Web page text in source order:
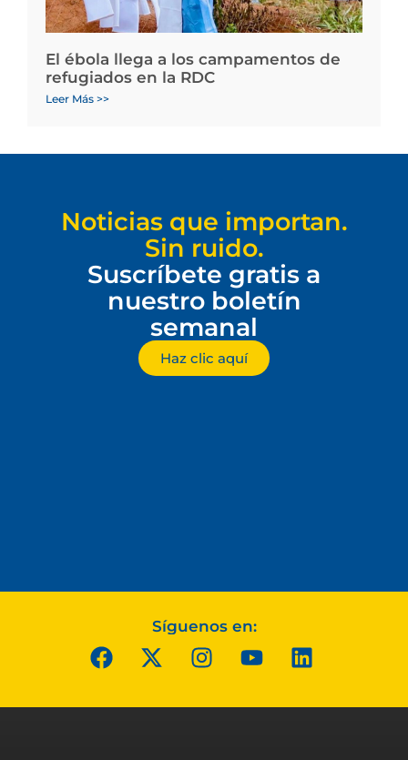
El ébola llega a los campamentos de
refugiados en la RDC
Leer Más >>
Noticias que importan.
Sin ruido.
Suscríbete gratis a
nuestro boletín
semanal
Haz clic aquí
Síguenos en: